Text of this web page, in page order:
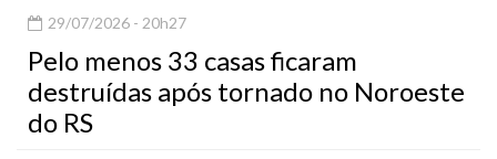
29/07/2026 - 20h27
Pelo menos 33 casas ficaram
destruídas após tornado no Noroeste
do RS